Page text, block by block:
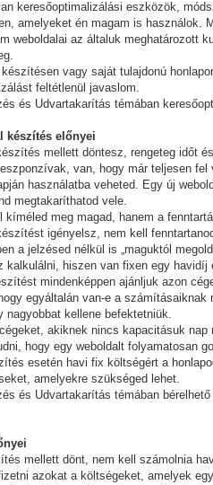
keresőoptimalizálási eszközök,
amelyeket én magam is használok.
weboldalai az általuk meghatározott
vagy saját tulajdonú
feltétlenül javaslom.
és Udvartakarítás témában
készítés előnyei
mellett döntesz, rengeteg időt
van, hogy már teljesen fel
használatba veheted. Egy új
megtakaríthatod vele.
meg magad, hanem a
igényelsz, nem kell
a jelzésed nélkül is „maguktól
kalkulálni, hiszen van fixen egy havidíj
mindenképpen ajánljuk azon
egyáltalán van-e a számításaiknak
nagyobbat kellene befektetniük.
akiknek nincs kapacitásuk nap
hogy egy weboldalt folyamatosan
esetén havi fix költségért a
amelyekre szükséged lehet.
és Udvartakarítás témában bérelhető
mellett dönt, nem kell számolnia
azokat a költségeket, amelyek